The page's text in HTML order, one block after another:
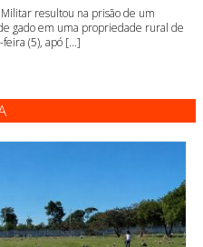
Militar resultou na prisão de um
gado em uma propriedade rural de
(5), apó [...]